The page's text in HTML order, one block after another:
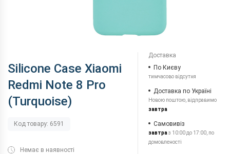
Silicone Case Xiaomi
Redmi Note 8 Pro
(Turquoise)
Код товару: 6591
Немає в наявності
Доставка
По Києву
тимчасово відсутня
Доставка по Україні
Новою поштою, відправимо
завтра
Самовивіз
завтраз 10:00 до 17:00, по
домовленості